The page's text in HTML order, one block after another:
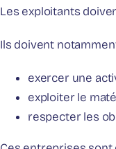
Les exploitants
Ils doivent
exercer une
exploiter le
respecter les